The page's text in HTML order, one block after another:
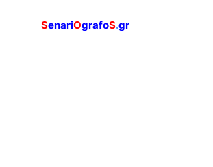
SenariOgrafoS.gr